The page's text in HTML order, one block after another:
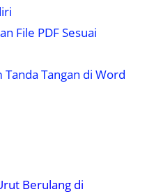
File PDF Sesuai
Tangan di Word
Berulang di